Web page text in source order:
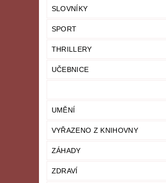
SLOVNÍKY
SPORT
THRILLERY
UČEBNICE
UMĚNÍ
VYŘAZENO Z KNIHOVNY
ZÁHADY
ZDRAVÍ